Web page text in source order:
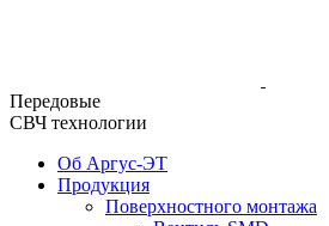
Передовые
СВЧ технологии
Об Аргус-ЭТ
Продукция
Поверхностного монтажа